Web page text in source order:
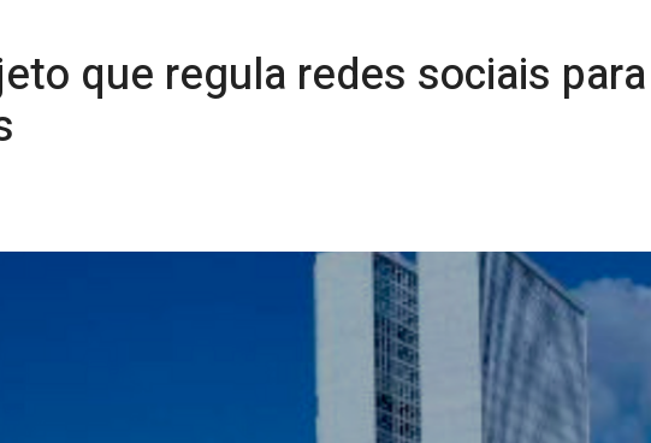
que regula redes sociais